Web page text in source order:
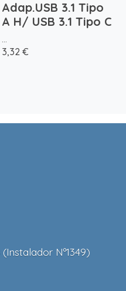
Adap.USB 3.1 Tipo
A H/ USB 3.1 Tipo C
...
3,32 €
(Instalador Nº1349)